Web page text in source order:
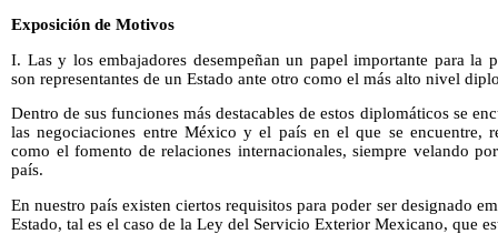
Exposición de Motivos
I. Las y los embajadores desempeñan un papel importante para la
son representantes de un Estado ante otro como el más alto nivel
Dentro de sus funciones más destacables de estos diplomáticos se
las negociaciones entre México y el país en el que se encuentre,
como el fomento de relaciones internacionales, siempre velando
país.
En nuestro país existen ciertos requisitos para poder ser designado
Estado, tal es el caso de la Ley del Servicio Exterior Mexicano, que